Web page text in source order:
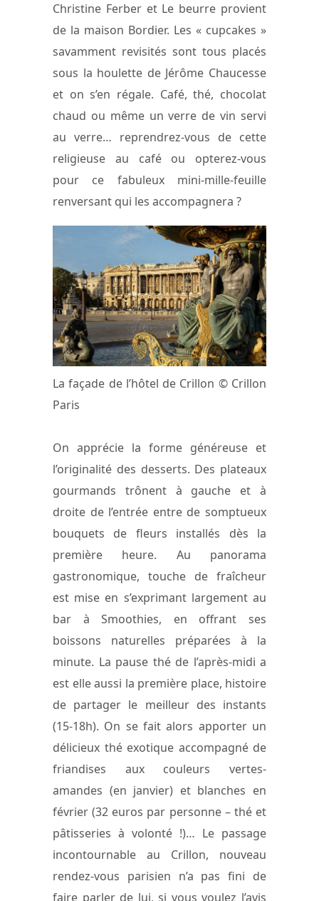
Christine Ferber et Le beurre provient
de la maison Bordier. Les « cupcakes »
savamment revisités sont tous placés
sous la houlette de Jérôme Chaucesse
et on s’en régale. Café, thé, chocolat
chaud ou même un verre de vin servi
au verre… reprendrez-vous de cette
religieuse au café ou opterez-vous
pour ce fabuleux mini-mille-feuille
renversant qui les accompagnera ?
La façade de l’hôtel de Crillon © Crillon
Paris
On apprécie la forme généreuse et
l’originalité des desserts. Des plateaux
gourmands trônent à gauche et à
droite de l’entrée entre de somptueux
bouquets de fleurs installés dès la
première heure. Au panorama
gastronomique, touche de fraîcheur
est mise en s’exprimant largement au
bar à Smoothies, en offrant ses
boissons naturelles préparées à la
minute. La pause thé de l’après-midi a
est elle aussi la première place, histoire
de partager le meilleur des instants
(15-18h). On se fait alors apporter un
délicieux thé exotique accompagné de
friandises aux couleurs vertes-
amandes (en janvier) et blanches en
février (32 euros par personne – thé et
pâtisseries à volonté !)… Le passage
incontournable au Crillon, nouveau
rendez-vous parisien n’a pas fini de
faire parler de lui, si vous voulez l’avis